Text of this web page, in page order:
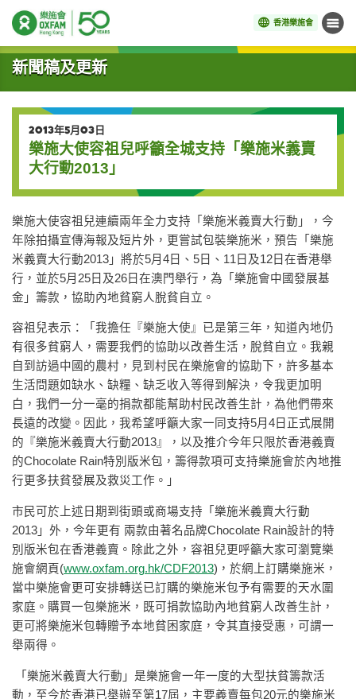
香港樂施會 目錄
開始主要內容
新聞稿及更新
2013年5月03日
樂施大使容祖兒呼籲全城支持「樂施米義賣
大行動2013」
樂施大使容祖兒連續兩年全力支持「樂施米義賣大行動」，今
年除拍攝宣傳海報及短片外，更嘗試包裝樂施米，預告「樂施
米義賣大行動2013」將於5月4日、5日、11日及12日在香港舉
行，並於5月25日及26日在澳門舉行，為「樂施會中國發展基
金」籌款，協助內地貧窮人脫貧自立。
容祖兒表示：「我擔任『樂施大使』已是第三年，知道內地仍
有很多貧窮人，需要我們的協助以改善生活，脫貧自立。我親
自到訪過中國的農村，見到村民在樂施會的協助下，許多基本
生活問題如缺水、缺糧、缺乏收入等得到解決，令我更加明
白，我們一分一毫的捐款都能幫助村民改善生計，為他們帶來
長遠的改變。因此，我希望呼籲大家一同支持5月4日正式展開
的『樂施米義賣大行動2013』，以及推介今年只限於香港義賣
的Chocolate Rain特別版米包，籌得款項可支持樂施會於內地推
行更多扶貧發展及救災工作。」
市民可於上述日期到街頭或商場支持「樂施米義賣大行動
2013」外，今年更有 兩款由著名品牌Chocolate Rain設計的特
別版米包在香港義賣。除此之外，容祖兒更呼籲大家可瀏覽樂
施會網頁(www.oxfam.org.hk/CDF2013)，於網上訂購樂施米，
當中樂施會更可安排轉送已訂購的樂施米包予有需要的天水圍
家庭。購買一包樂施米，既可捐款協助內地貧窮人改善生計，
更可將樂施米包轉贈予本地貧困家庭，令其直接受惠，可謂一
舉兩得。
「樂施米義賣大行動」是樂施會一年一度的大型扶貧籌款活
動，至今於香港已舉辦至第17屆，主要義賣每包20元的樂施米